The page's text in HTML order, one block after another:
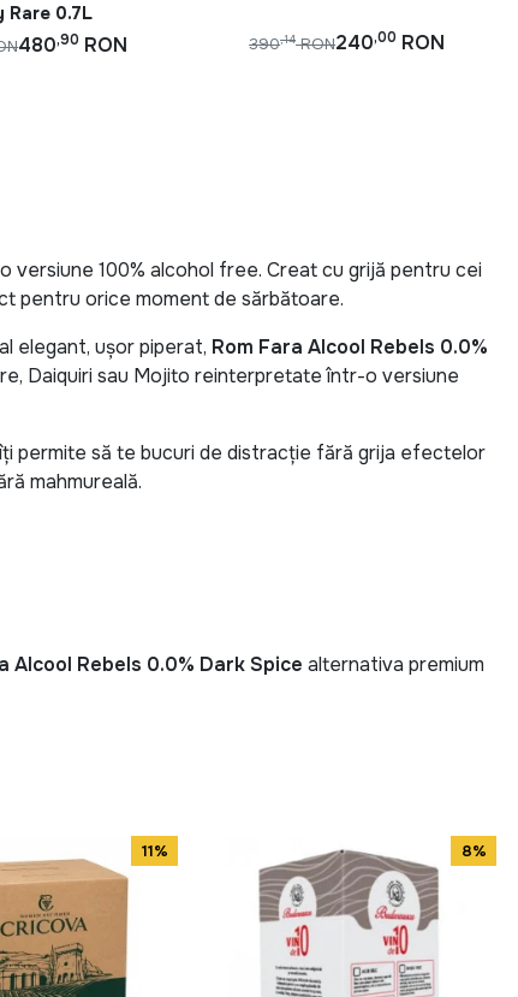
Rare 0.7L
480,90 RON 240,00 RON
390,14 RON
versiune 100% alcohol free. Creat cu grijă pentru cei
pentru orice moment de sărbătoare.
elegant, ușor piperat, Rom Fara Alcool Rebels 0.0%
Daiquiri sau Mojito reinterpretate într-o versiune
permite să te bucuri de distracție fără grija efectelor
mahmureală.
Alcool Rebels 0.0% Dark Spice alternativa premium
11% 8%